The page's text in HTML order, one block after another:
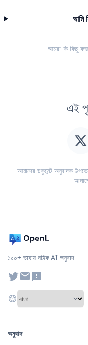
আমি
আমরা কি কিছু
এই
আমাদের ডকুমেন্ট অনুবাদক
১০০+ ভাষায় সঠিক AI অনুবাদ
অনুবাদ